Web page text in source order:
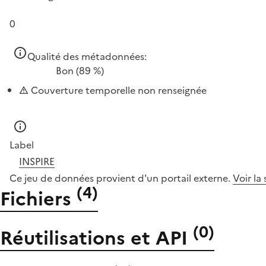
0
Qualité des métadonnées:
Bon (89 %)
Couverture temporelle non renseignée
Label
INSPIRE
Ce jeu de données provient d'un portail externe. Voir la
Fichiers (4)
Réutilisations et API (0)